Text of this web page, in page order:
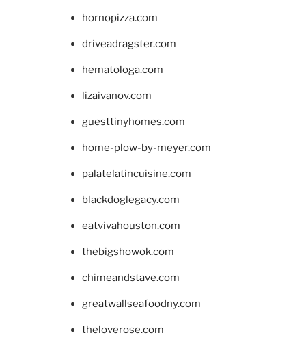
hornopizza.com
driveadragster.com
hematologa.com
lizaivanov.com
guesttinyhomes.com
home-plow-by-meyer.com
palatelatincuisine.com
blackdoglegacy.com
eatvivahouston.com
thebigshowok.com
chimeandstave.com
greatwallseafoodny.com
theloverose.com